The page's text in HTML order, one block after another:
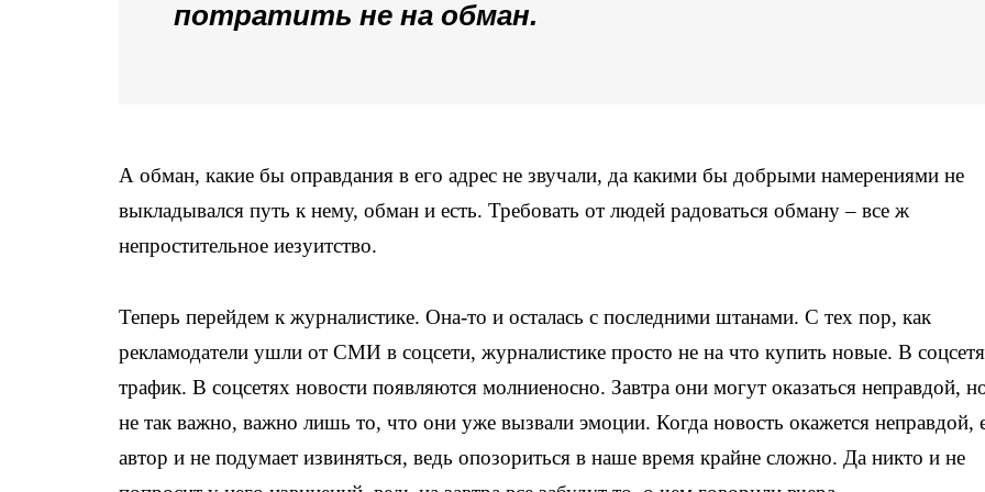
потратить не на обман.
А обман, какие бы оправдания в его адрес не звучали, да какими бы добрыми намерениями не
выкладывался путь к нему, обман и есть. Требовать от людей радоваться обману – все ж
непростительное иезуитство.
Теперь перейдем к журналистике. Она-то и осталась с последними штанами. С тех пор, как
рекламодатели ушли от СМИ в соцсети, журналистике просто не на что купить новые. В
трафик. В соцсетях новости появляются молниеносно. Завтра они могут оказаться неправдой,
не так важно, важно лишь то, что они уже вызвали эмоции. Когда новость окажется неправдой,
автор и не подумает извиняться, ведь опозориться в наше время крайне сложно. Да никто и не